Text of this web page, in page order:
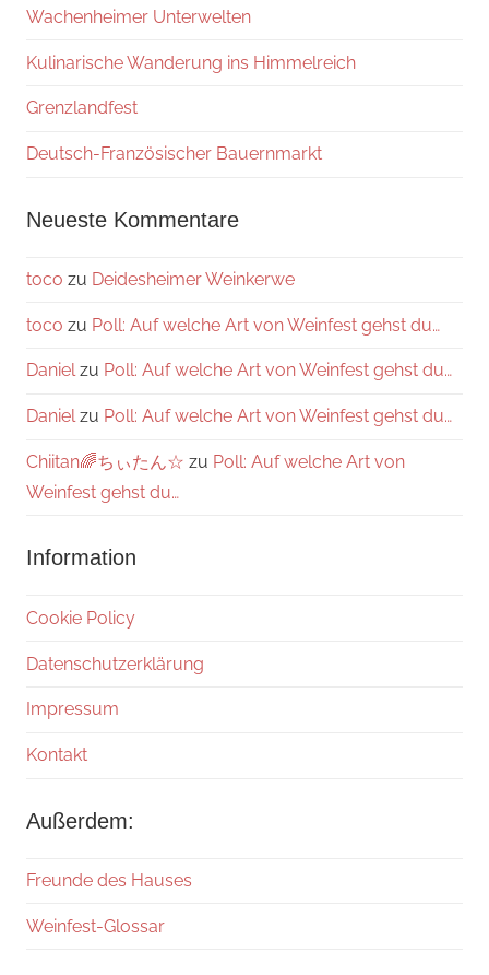
Wachenheimer Unterwelten
Kulinarische Wanderung ins Himmelreich
Grenzlandfest
Deutsch-Französischer Bauernmarkt
Neueste Kommentare
toco zu Deidesheimer Weinkerwe
toco zu Poll: Auf welche Art von Weinfest gehst du…
Danielzu Poll: Auf welche Art von Weinfest gehst du…
Danielzu Poll: Auf welche Art von Weinfest gehst du…
Chiitan🌈ちぃたん☆ zu Poll: Auf welche Art von
Weinfest gehst du…
Information
Cookie Policy
Datenschutzerklärung
Impressum
Kontakt
Außerdem:
Freunde des Hauses
Weinfest-Glossar